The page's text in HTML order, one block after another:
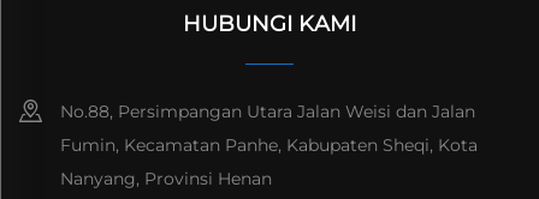
HUBUNGI KAMI
No.88, Persimpangan Utara Jalan Weisi dan Jalan
Fumin, Kecamatan Panhe, Kabupaten Sheqi, Kota
Nanyang, Provinsi Henan